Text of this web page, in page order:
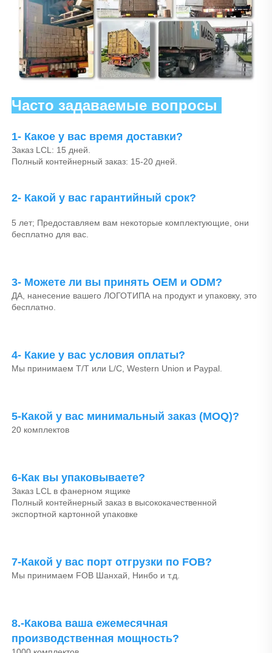
Часто задаваемые вопросы
1- Какое у вас время доставки?
Заказ LCL: 15 дней.
Полный контейнерный заказ: 15-20 дней.
2- Какой у вас гарантийный срок?
5 лет; Предоставляем вам некоторые комплектующие, они
бесплатно для вас.
3- Можете ли вы принять OEM и ODM?
ДА, нанесение вашего ЛОГОТИПА на продукт и упаковку, это
бесплатно.
4- Какие у вас условия оплаты?
Мы принимаем T/T или L/C, Western Union и Paypal.
5-Какой у вас минимальный заказ (MOQ)?
20 комплектов
6-Как вы упаковываете?
Заказ LCL в фанерном ящике
Полный контейнерный заказ в высококачественной
экспортной картонной упаковке
7-Какой у вас порт отгрузки по FOB?
Мы принимаем FOB Шанхай, Нинбо и т.д.
8.-Какова ваша ежемесячная
производственная мощность?